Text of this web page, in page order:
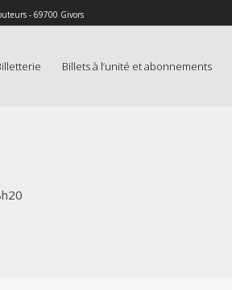
- 69700 Givors
Billets à l’unité et abonnements